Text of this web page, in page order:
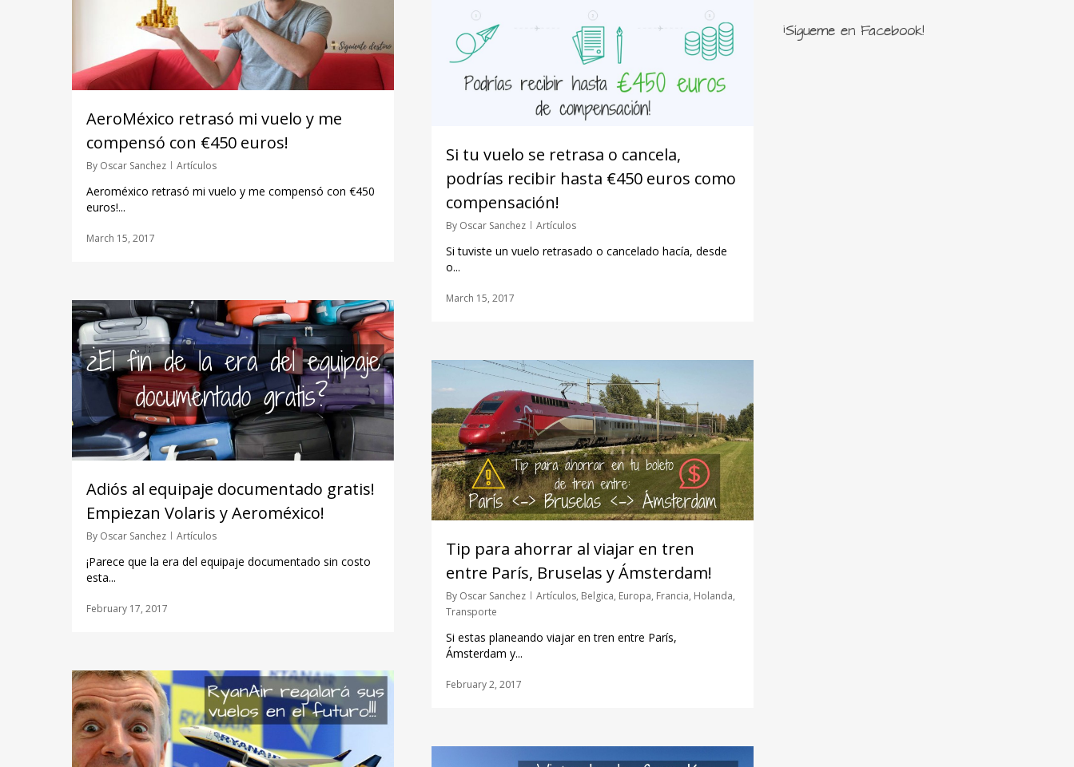
AeroMéxico retrasó mi vuelo y me
compensó con €450 euros!
By Oscar Sanchez Artículos
Aeroméxico retrasó mi vuelo y me compensó con €450
euros!...
March 15, 2017
Si tu vuelo se retrasa o cancela,
podrías recibir hasta €450 euros como
compensación!
By Oscar Sanchez Artículos
Si tuviste un vuelo retrasado o cancelado hacía, desde
o...
March 15, 2017
Adiós al equipaje documentado gratis!
Empiezan Volaris y Aeroméxico!
By Oscar Sanchez Artículos
¡Parece que la era del equipaje documentado sin costo
esta...
February 17, 2017
Tip para ahorrar al viajar en tren
entre París, Bruselas y Ámsterdam!
By Oscar Sanchez Artículos, Belgica, Europa, Francia, Holanda,
Transporte
Si estas planeando viajar en tren entre París,
Ámsterdam y...
February 2, 2017
¡Sígueme en Facebook!